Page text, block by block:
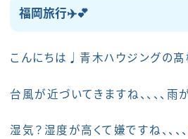
福岡旅行✈️💕
こんにちは♩青木ハウジングの髙
台風が近づいてきますね、、、、雨
湿気？湿度が高くて嫌ですね、、